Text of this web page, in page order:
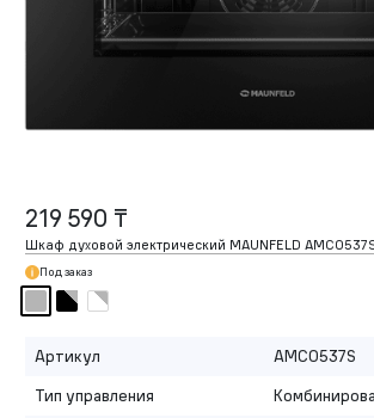
219 590 ₸
Шкаф духовой электрический MAUNFELD
Под заказ
Артикул
AMCO537S
Тип управления